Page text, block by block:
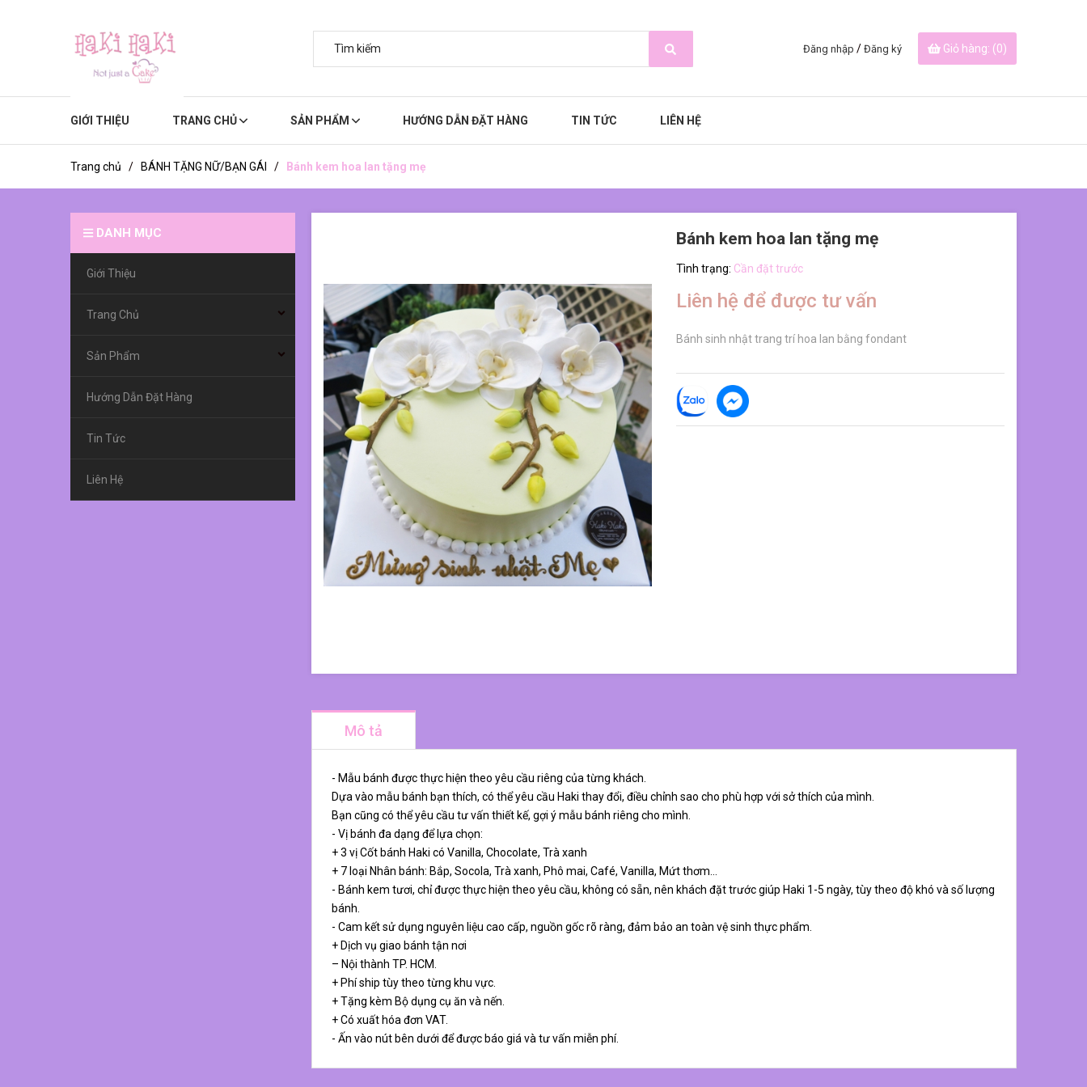
Đăng nhập / Đăng ký Giỏ hàng: (0)
GIỚI THIỆU TRANG CHỦ SẢN PHẨM HƯỚNG DẪN ĐẶT HÀNG TIN TỨC LIÊN HỆ
Trang chủ / BÁNH TẶNG NỮ/BẠN GÁI / Bánh kem hoa lan tặng mẹ
Bánh kem hoa lan tặng mẹ
Tình trạng: Cần đặt trước
Liên hệ để được tư vấn
Bánh sinh nhật trang trí hoa lan bằng fondant
Mô tả
- Mẫu bánh được thực hiện theo yêu cầu riêng của từng khách.
Dựa vào mẫu bánh bạn thích, có thể yêu cầu Haki thay đổi, điều chỉnh sao cho phù hợp với sở thích của mình.
Bạn cũng có thể yêu cầu tư vấn thiết kế, gợi ý mẫu bánh riêng cho mình.
- Vị bánh đa dạng để lựa chọn:
+ 3 vị Cốt bánh Haki có Vanilla, Chocolate, Trà xanh
+ 7 loại Nhân bánh: Bắp, Socola, Trà xanh, Phô mai, Café, Vanilla, Mứt thơm…
- Bánh kem tươi, chỉ được thực hiện theo yêu cầu, không có sẵn, nên khách đặt trước giúp Haki 1-5 ngày, tùy theo độ khó và số lượng
bánh.
- Cam kết sử dụng nguyên liệu cao cấp, nguồn gốc rõ ràng, đảm bảo an toàn vệ sinh thực phẩm.
+ Dịch vụ giao bánh tận nơi
– Nội thành TP. HCM.
+ Phí ship tùy theo từng khu vực.
+ Tặng kèm Bộ dụng cụ ăn và nến.
+ Có xuất hóa đơn VAT.
- Ấn vào nút bên dưới để được báo giá và tư vấn miễn phí.
DANH MỤC
Giới Thiệu
Trang Chủ
Sản Phẩm
Hướng Dẫn Đặt Hàng
Tin Tức
Liên Hệ